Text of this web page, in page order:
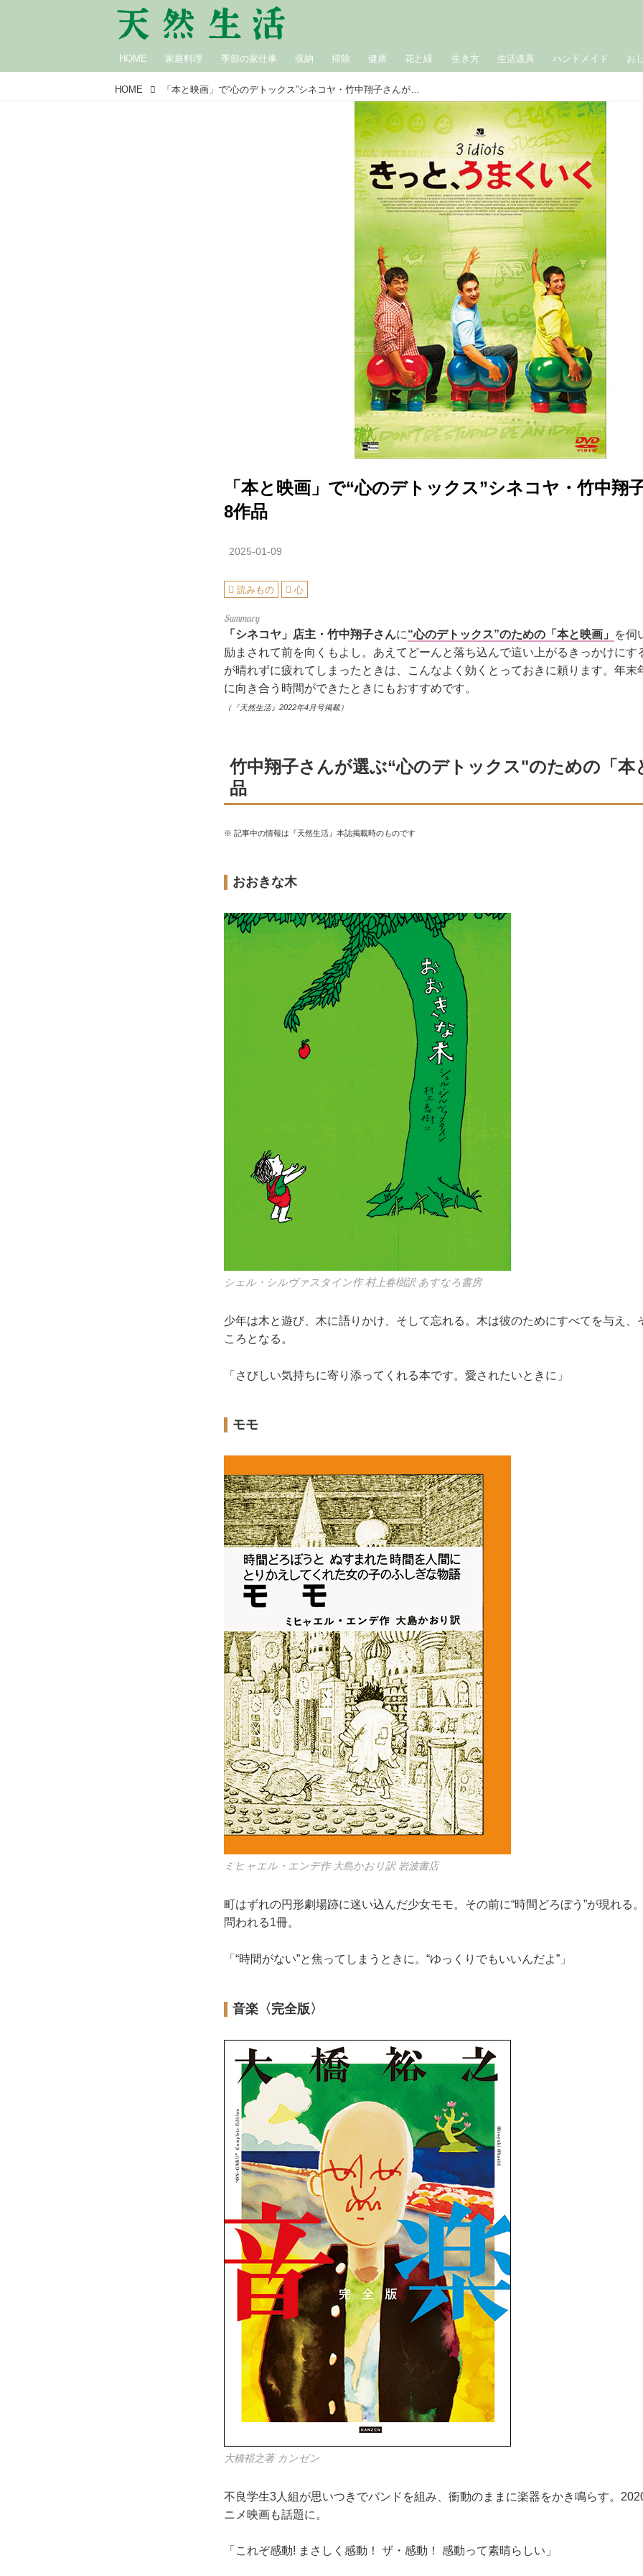
HOME 家庭料理 季節の家仕事 収納 掃除 健康 花と緑 生き方 生活道具 ハンドメイド お
HOME 「本と映画」で“心のデトックス”シネコヤ・竹中翔子さんが選ぶ8作品
「本と映画」で“心のデトックス”シネコヤ・竹中翔
8作品
2025-01-09
読みもの 心
「シネコヤ」店主・竹中翔子さんに“心のデトックス”のための「本と映画」
を伺
励まされて前を向くもよし。あえてどーんと落ち込んで這い上がるきっかけにす
が晴れずに疲れてしまったときは、こんなよく効くとっておきに頼ります。年末
に向き合う時間ができたときにもおすすめです。
（『天然生活』2022年4月号掲載）
竹中翔子さんが選ぶ“心のデトックス"のための「本
品
※ 記事中の情報は『天然生活』本誌掲載時のものです
おおきな木
シェル・シルヴァスタイン作 村上春樹訳 あすなろ書房
少年は木と遊び、木に語りかけ、そして忘れる。木は彼のためにすべてを与え、
ころとなる。
「さびしい気持ちに寄り添ってくれる本です。愛されたいときに」
モモ
ミヒャエル・エンデ作 大島かおり訳 岩波書店
町はずれの円形劇場跡に迷い込んだ少女モモ。その前に“時間どろぼう”が現れる
問われる1冊。
「“時間がない”と焦ってしまうときに。“ゆっくりでもいいんだよ”」
音楽〈完全版〉
大橋裕之著 カンゼン
不良学生3人組が思いつきでバンドを組み、衝動のままに楽器をかき鳴らす。
ニメ映画も話題に。
「これぞ感動! まさしく感動！ ザ・感動！ 感動って素晴らしい」